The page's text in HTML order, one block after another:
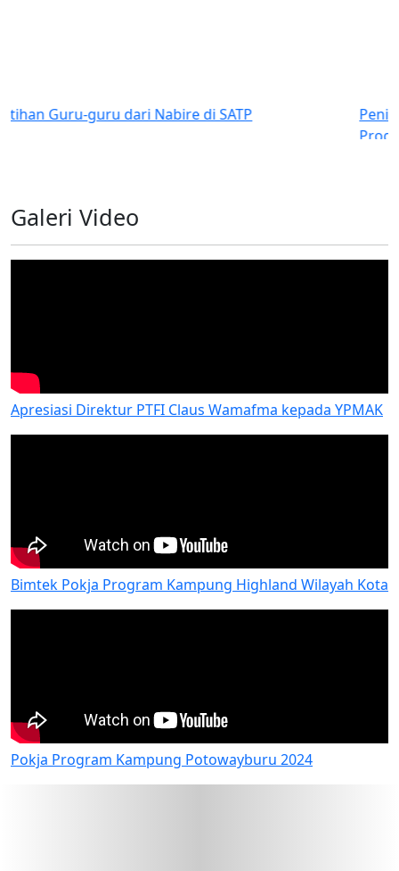
Penilaian Lapangan Juri CSR dan PDB Award 2025
Galeri Video
Apresiasi Direktur PTFI Claus Wamafma kepada YPMAK
Bimtek Pokja Program Kampung Highland Wilayah Kota
Pokja Program Kampung Potowayburu 2024